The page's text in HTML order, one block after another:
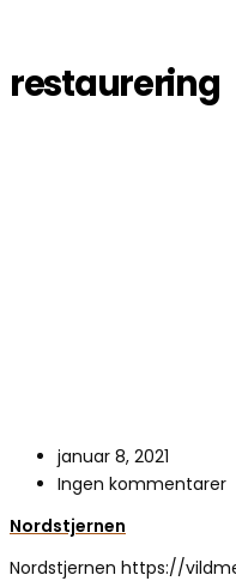
restaurering
januar 8, 2021
Ingen kommentarer
Nordstjernen
Nordstjernen https://